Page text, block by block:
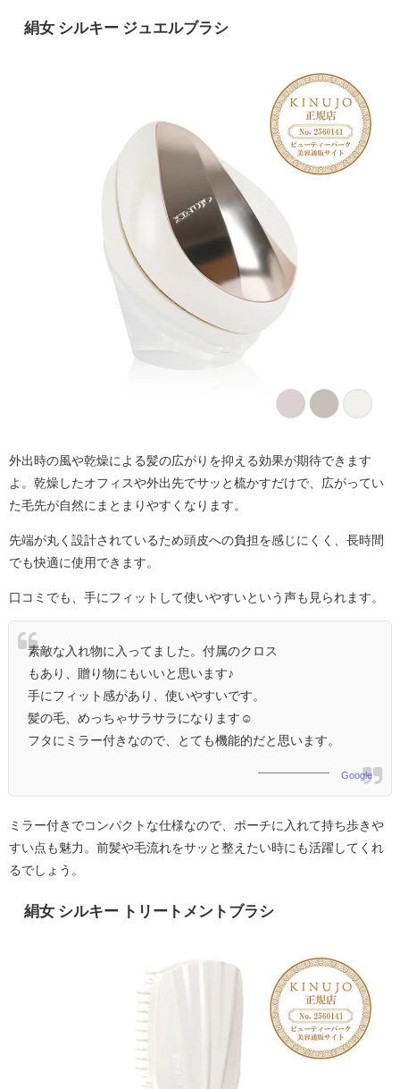
絹女 シルキー ジュエルブラシ
外出時の風や乾燥による髪の広がりを抑える効果が期待できます
よ。乾燥したオフィスや外出先でサッと梳かすだけで、広がってい
た毛先が自然にまとまりやすくなります。
先端が丸く設計されているため頭皮への負担を感じにくく、長時間
でも快適に使用できます。
口コミでも、手にフィットして使いやすいという声も見られます。
素敵な入れ物に入ってました。付属のクロス
もあり、贈り物にもいいと思います♪
手にフィット感があり、使いやすいです。
髪の毛、めっちゃサラサラになります☺︎
フタにミラー付きなので、とても機能的だと思います。
Google
ミラー付きでコンパクトな仕様なので、ポーチに入れて持ち歩きや
すい点も魅力。前髪や毛流れをサッと整えたい時にも活躍してくれ
るでしょう。
絹女 シルキー トリートメントブラシ